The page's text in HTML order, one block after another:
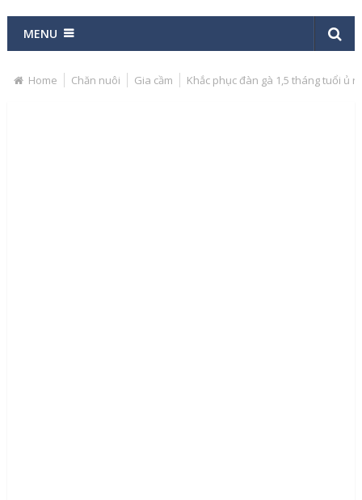
MENU
Home Chăn nuôi Gia cầm Khắc phục đàn gà 1,5 tháng tuổi ủ